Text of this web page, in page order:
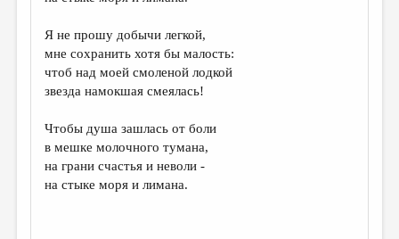
КНИЖНАЯ ПОЛКА
ОБЗОР ЛИТЕРАТУРЫ
ОБЪЯВЛЕНИЯ
Я не прошу добычи легкой,
мне сохранить хотя бы малость:
чтоб над моей смоленой лодкой
звезда намокшая смеялась!
Чтобы душа зашлась от боли
в мешке молочного тумана,
на грани счастья и неволи -
на стыке моря и лимана.